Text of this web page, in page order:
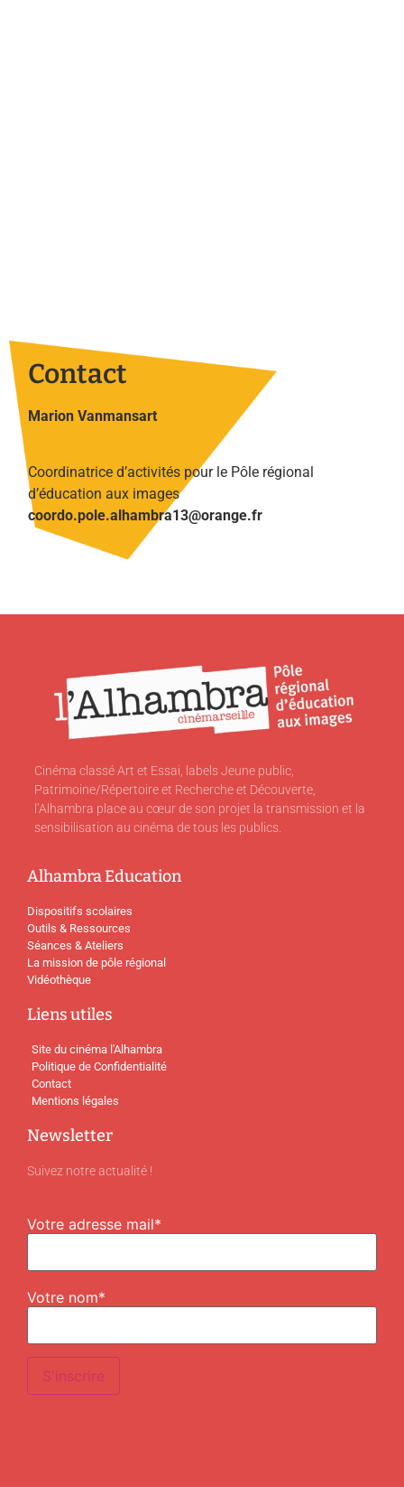
Contact
Marion Vanmansart
Coordinatrice d’activités pour le Pôle régional
d’éducation aux images
coordo.pole.alhambra13@orange.fr
Cinéma classé Art et Essai, labels Jeune public,
Patrimoine/Répertoire et Recherche et Découverte,
l’Alhambra place au cœur de son projet la transmission et la
sensibilisation au cinéma de tous les publics.
Alhambra Education
Dispositifs scolaires
Outils & Ressources
Séances & Ateliers
La mission de pôle régional
Vidéothèque
Liens utiles
Site du cinéma l'Alhambra
Politique de Confidentialité
Contact
Mentions légales
Newsletter
Suivez notre actualité !
Votre adresse mail*
Votre nom*